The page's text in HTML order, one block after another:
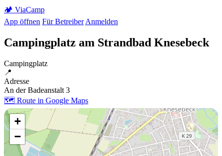
🏕️ ViaCamp
App öffnen Für Betreiber Anmelden
Campingplatz am Strandbad Knesebeck
Campingplatz
📍
Adresse
An der Badeanstalt 3
🗺️ Route in Google Maps
+
−